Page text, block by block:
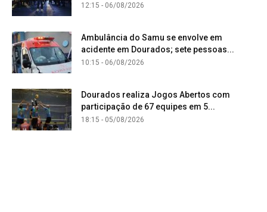
12:15 - 06/08/2026
Ambulância do Samu se envolve em
acidente em Dourados; sete pessoas...
10:15 - 06/08/2026
Dourados realiza Jogos Abertos com
participação de 67 equipes em 5...
18:15 - 05/08/2026